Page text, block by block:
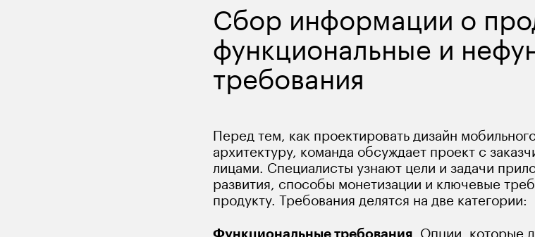
Сбор информации о
функциональные и
требования
Перед тем, как проектировать дизайн
архитектуру, команда обсуждает проект с
лицами. Специалисты узнают цели и задачи
развития, способы монетизации и ключевые
продукту. Требования делятся на две категории:
Функциональные требования. Опции, которые